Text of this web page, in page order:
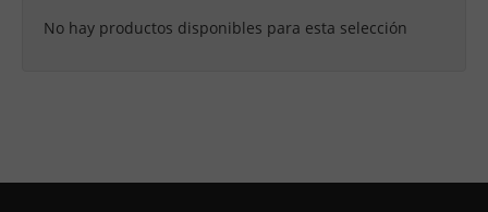
No hay productos disponibles para esta selección